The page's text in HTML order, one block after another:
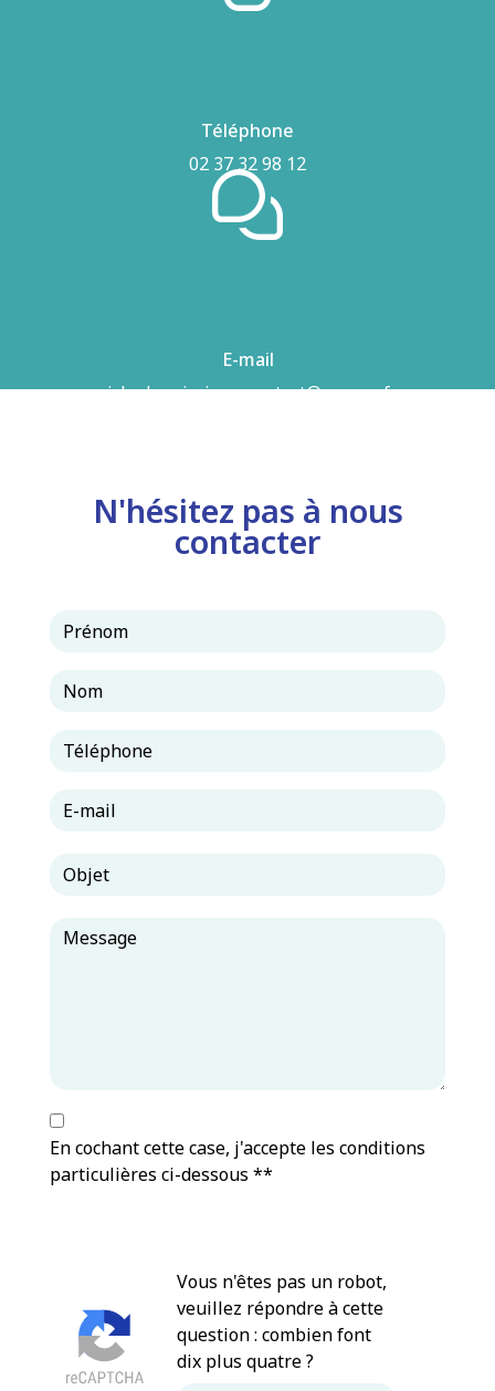
Téléphone
02 37 32 98 12
E-mail
airhydro.piscines-contact@orange.fr
N'hésitez pas à nous
contacter
En cochant cette case, j'accepte les conditions
particulières ci-dessous **
Vous n'êtes pas un robot,
veuillez répondre à cette
question : combien font
dix plus quatre ?